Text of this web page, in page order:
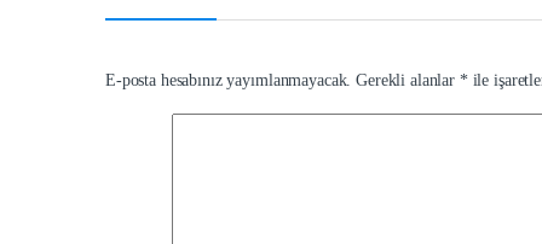
E-posta hesabınız yayımlanmayacak. Gerekli alanlar *ile